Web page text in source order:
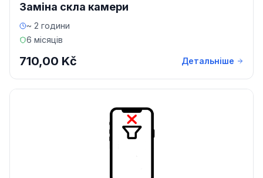
Заміна скла камери
~ 2 години
6 місяців
710,00 Kč Детальніше